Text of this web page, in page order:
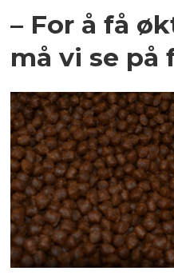
– For å få
må vi se på